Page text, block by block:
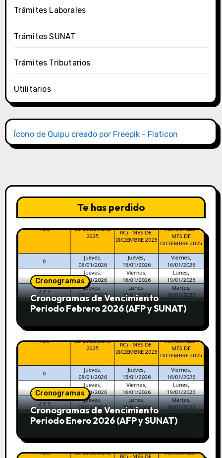
Trámites Laborales
Trámites SUNAT
Trámites Tributarios
Utilitarios
Ícono de Quipu creado por Freepik - Flaticon
Te has perdido
Cronogramas
Cronogramas de Vencimiento
Periodo Febrero 2026 (AFP y SUNAT)
Cronogramas
Cronogramas de Vencimiento
Periodo Enero 2026 (AFP y SUNAT)